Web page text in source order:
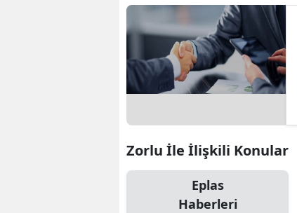
Zorlu İle İlişkili Konular
Eplas
Haberleri